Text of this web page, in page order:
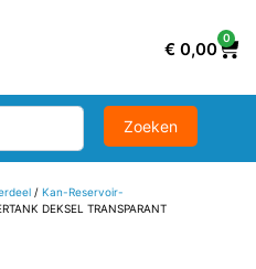
€ 0,00
0
/ Kan-Reservoir-
DEKSEL TRANSPARANT